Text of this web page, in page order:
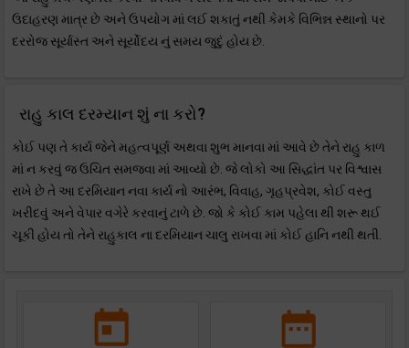
ઉદાહરણ માત્ર છે અને ઉપયોગ માં લઈ શકાતું નથી કેમકે વિભિન્ન સ્થાનો પર
દરરોજ સૂર્યાસ્ત અને સૂર્યોદય નું સમય જુદું હોય છે.
રાહુ કાલ દરમ્યાન શું ના કરો?
કોઈ પણ તે કાર્ય જેને મહત્વપૂર્ણ અથવા શુભ માનવા માં આવે છે તેને રાહુ કાળ
માં ન કરવું જ ઉચિત સમજવા માં આવ્યો છે. જે લોકો આ સિદ્ધાંત પર વિશ્વાસ
રાખે છે તે આ દરમિયાન નવા કાર્ય નો આરંભ, વિવાહ, ગૃહપ્રવેશ, કોઈ વસ્તુ
ખરીદવું અને વેપાર વગેરે કરવાનું ટાળે છે. જો કે કોઈ કામ પહેલા થી શરૂ થઈ
ચૂકી હોય તો તેને રાહુકાલ ના દરમિયાન ચાલુ રાખવા માં કોઈ હાનિ નથી થતી.